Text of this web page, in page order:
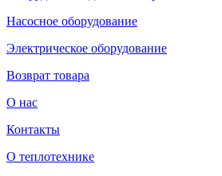
Насосное оборудование
Электрическое оборудование
Возврат товара
О нас
Контакты
О теплотехнике